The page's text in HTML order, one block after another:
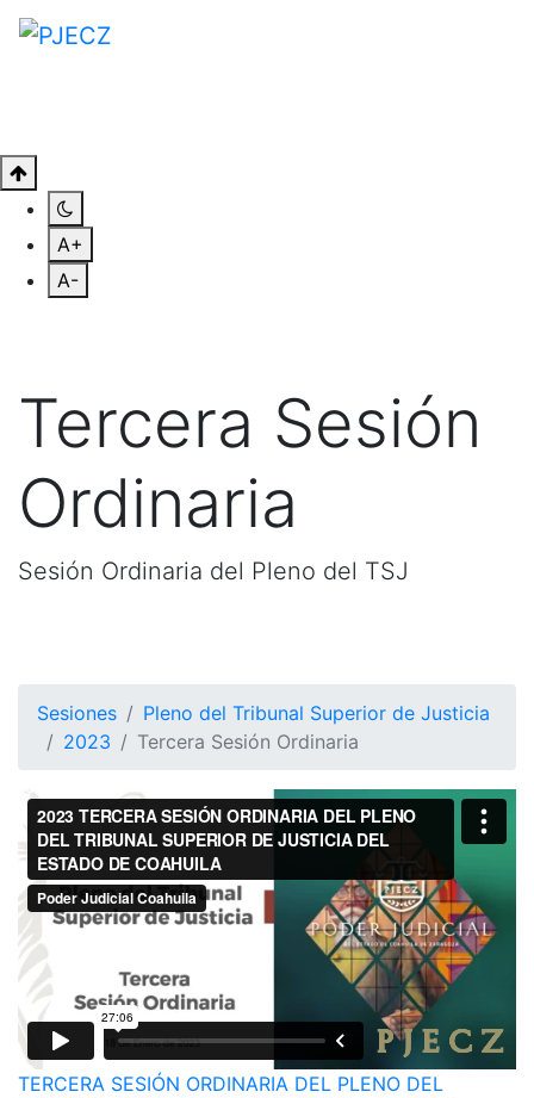
A+
A-
Tercera Sesión
Ordinaria
Sesión Ordinaria del Pleno del TSJ
Sesiones
Pleno del Tribunal Superior de Justicia
2023
Tercera Sesión Ordinaria
TERCERA SESIÓN ORDINARIA DEL PLENO DEL